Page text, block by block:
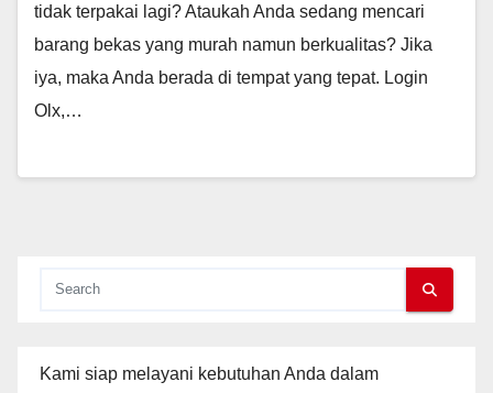
tidak terpakai lagi? Ataukah Anda sedang mencari
barang bekas yang murah namun berkualitas? Jika
iya, maka Anda berada di tempat yang tepat. Login
Olx,…
Kami siap melayani kebutuhan Anda dalam